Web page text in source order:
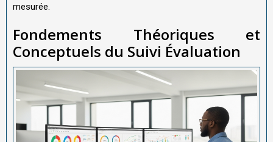
mesurée.
Fondements Théoriques et
Conceptuels du Suivi Évaluation